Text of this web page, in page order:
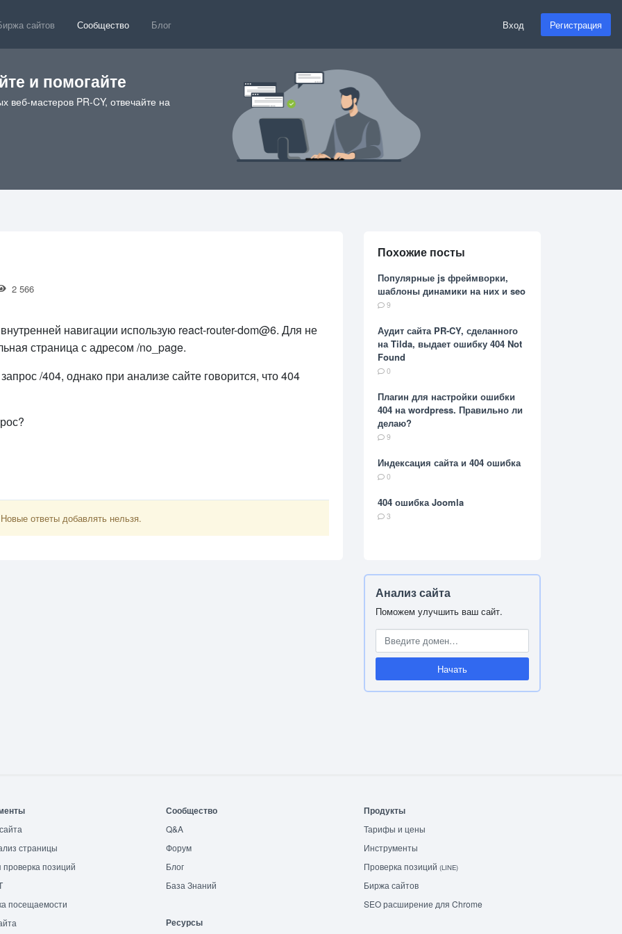
сайтов Сообщество Блог Вход Регистрация
и помогайте
веб-мастеров PR-CY, отвечайте на
2 566
навигации использую react-router-dom@6. Для не
страница с адресом /no_page.
/404, однако при анализе сайте говорится, что 404
ответы добавлять нельзя.
Похожие посты
Популярные js фреймворки,
шаблоны динамики на них и seo
9
Аудит сайта PR-CY, сделанного
на Tilda, выдает ошибку 404 Not
Found
0
Плагин для настройки ошибки
404 на wordpress. Правильно ли
делаю?
9
Индексация сайта и 404 ошибка
0
404 ошибка Joomla
3
Анализ сайта
Поможем улучшить ваш сайт.
Начать
страницы
проверка позиций
посещаемости
Сообщество
Q&A
Форум
Блог
База Знаний
Ресурсы
Продукты
Тарифы и цены
Инструменты
Проверка позиций (LINE)
Биржа сайтов
SEO расширение для Chrome